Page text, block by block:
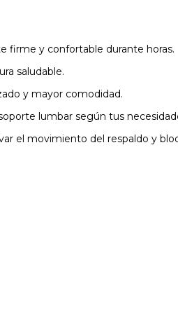
firme y confortable durante horas.
saludable.
y mayor comodidad.
lumbar según tus
el movimiento del respaldo y